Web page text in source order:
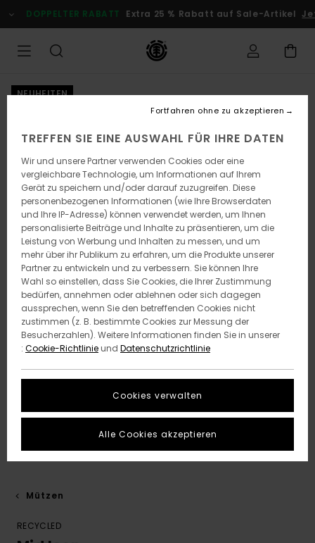
zur
Produktinformation
DOPPELTER RABATT Extra 25 % Rabatt auf Sale-Artikel
NEUHEITEN
Mützen
RECYCLED
TREFFEN SIE EINE AUSWAHL FÜR IHRE DATEN
Wir und unsere Partner verwenden Cookies oder eine
vergleichbare Technologie, um Informationen auf Ihrem
Gerät zu speichern und/oder darauf zuzugreifen. Diese
personenbezogenen Informationen (wie Ihre Browserdaten
und Ihre IP-Adresse) können verwendet werden, um Ihnen
personalisierte Beiträge und Inhalte zu präsentieren, um die
Leistung von Werbung und Inhalten zu messen, und um
mehr über ihr Publikum zu erfahren, um die Produkte unserer
Partner zu entwickeln und zu verbessern. Sie können Ihre
Wahl so einstellen, dass Sie Cookies, die Ihrer Zustimmung
bedürfen, annehmen oder ablehnen oder sich dagegen
aussprechen, wenn Sie den betreffenden Cookies nicht
zustimmen (z. B. bestimmte Cookies zur Messung der
Besucherzahlen). Weitere Informationen finden Sie in unserer
: Cookie-Richtlinieund Datenschutzrichtlinie
Cookies verwalten
Fortfahren ohne zu akzeptieren
Alle Cookies akzeptieren